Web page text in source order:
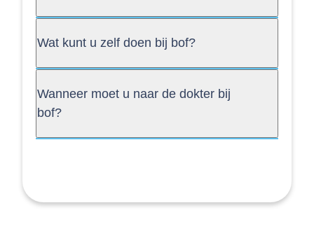
Wat kunt u zelf doen bij bof?
Wanneer moet u naar de dokter bij
bof?